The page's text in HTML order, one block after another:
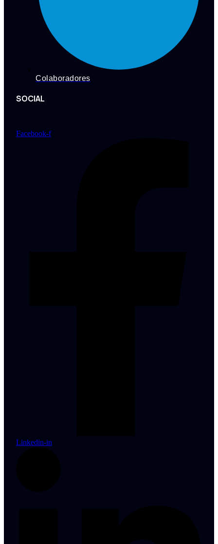
Colaboradores
SOCIAL
Facebook-f
Linkedin-in